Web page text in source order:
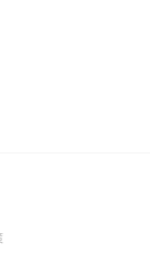
(Open